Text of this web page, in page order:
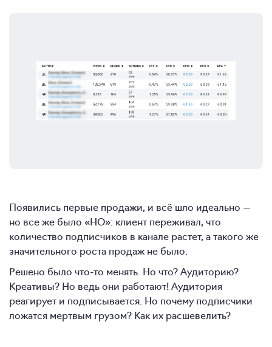
Появились первые продажи, и всё шло идеально —
но все же было «НО»: клиент переживал, что
количество подписчиков в канале растет, а такого же
значительного роста продаж не было.
Решено было что-то менять. Но что? Аудиторию?
Креативы? Но ведь они работают! Аудитория
реагирует и подписывается. Но почему подписчики
ложатся мертвым грузом? Как их расшевелить?